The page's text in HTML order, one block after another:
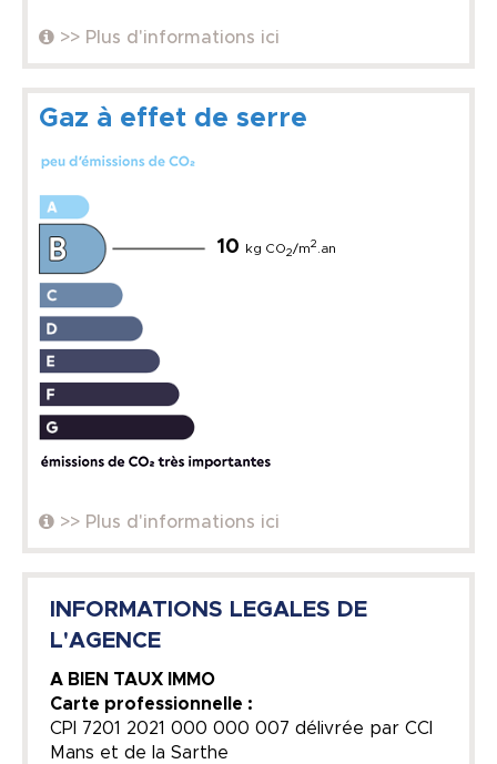
>> Plus d'informations ici
Gaz à effet de serre
10 kg CO2/m2 .an
>> Plus d'informations ici
INFORMATIONS LEGALES DE
L'AGENCE
A BIEN TAUX IMMO
Carte professionnelle :
CPI 7201 2021 000 000 007 délivrée par CCI
Mans et de la Sarthe